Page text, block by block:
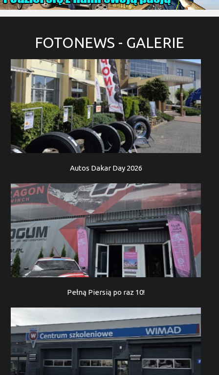
FOTONEWS - GALERIE
Autos Dakar Day 2026
Pełną Piersią po raz 10!